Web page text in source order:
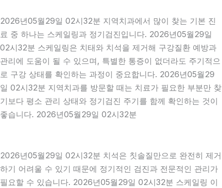
2026년05월29일 02시32분 지역치과에서 많이 찾는 기본 진
료 중 하나는 스케일링과 정기검진입니다. 2026년05월29일
02시32분 스케일링은 치태와 치석을 제거해 구강질환 예방과
관리에 도움이 될 수 있으며, 특별한 통증이 없더라도 주기적으
로 구강 상태를 확인하는 과정이 중요합니다. 2026년05월29
일 02시32분 지역치과를 방문할 때는 치료가 필요한 부분만 찾
기보다 평소 관리 상태와 정기검진 주기를 함께 확인하는 것이
좋습니다. 2026년05월29일 02시32분
2026년05월29일 02시32분 치석은 칫솔질만으로 완전히 제거
하기 어려울 수 있기 때문에 정기적인 검진과 전문적인 관리가
필요할 수 있습니다. 2026년05월29일 02시32분 스케일링 이